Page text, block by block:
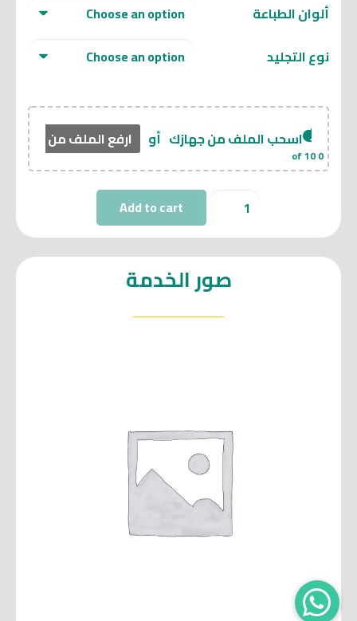
ألوان الطباعة
نوع التجليد
اسحب الملف من جهازك أو ارفع الملف من هنا
0
مجلات
Add to cart
صور الخدمة